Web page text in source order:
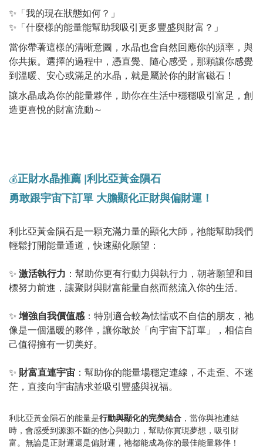
✨「我的現在狀態如何？」
✨「什麼樣的能量能幫助我吸引更多豐盛與財富？」
當你帶著這樣的清晰意圖，水晶也會自然回應你的頻率，與
你共振。選擇的過程中，憑直覺、隨心感受，那顆讓你感覺
到溫暖、安心或滿足的水晶，就是屬於你的財富磁石！
讓水晶成為你的能量夥伴，助你在生活中穩穩吸引富足，創
造更喜悅的財富流動～
💰正財水晶推薦 |利比亞黃金隕石
勇敢跟宇宙下訂單 大膽顯化正財與偏財運！
利比亞黃金隕石是一顆充滿力量的顯化大師，祂能幫助我們
輕鬆打開能量通道，快速顯化願望：
✨ 激活執行力 ：幫助你更有行動力與執行力，朝著願望和目
標努力前進，讓聚財與財富能量自然而然流入你的生活。
✨ 增強自我價值感：特別適合較為怯懦或不自信的朋友，祂
像是一個溫暖的夥伴，讓你敢於「向宇宙下訂單」，相信自
己值得擁有一切美好。
✨ 財富直連宇宙 ：幫助你的能量場穩定連線，不走歪、不迷
茫，直接向宇宙請求並吸引豐盛與祝福。
利比亞黃金隕石的能量是行動與顯化的完美結合 ，當你與祂連結
時，會感受到源源不斷的信心與動力，幫助你實現夢想，吸引財
富。無論是正財運還是偏財運，祂都能成為你的最佳能量夥伴！